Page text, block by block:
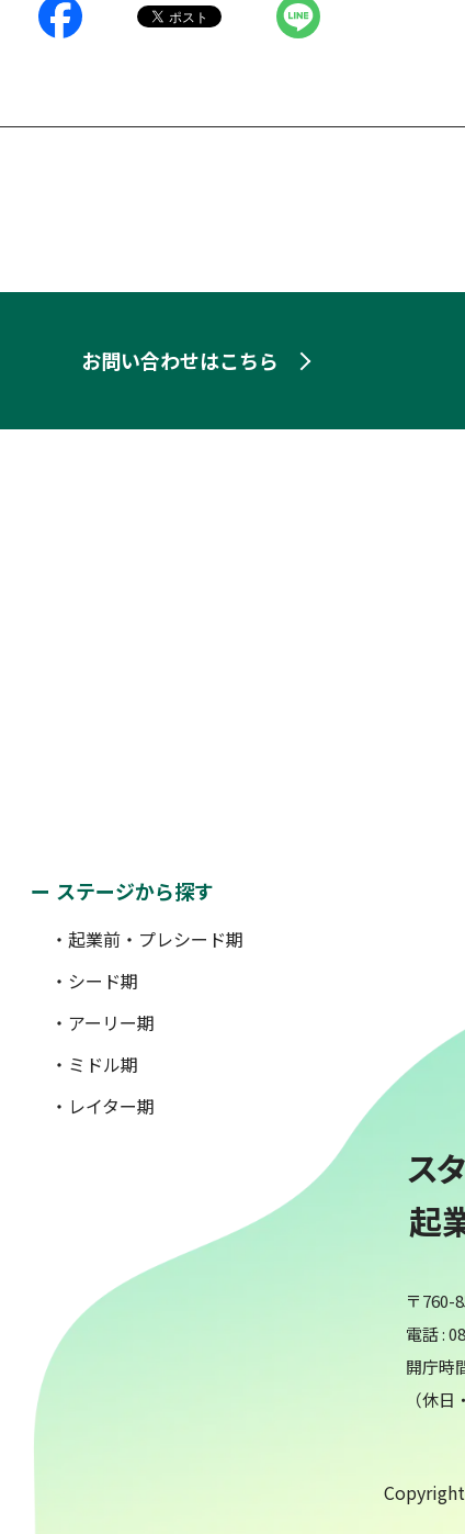
お問い合わせはこちら
ステージから探す
・起業前・プレシード期
・シード期
・アーリー期
・ミドル期
・レイター期
ス
起
〒760-
電話 :
開庁時
（休